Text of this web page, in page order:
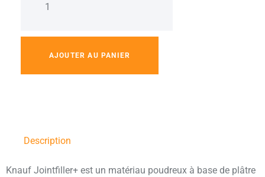
AJOUTER AU PANIER
Description
Knauf Jointfiller+ est un matériau poudreux à base de plâtre